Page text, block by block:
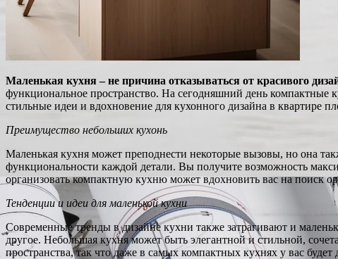
Маленькая кухня – не причина отказываться от красивого
функциональное пространство. На сегодняшний день
стильные идеи и вдохновение для кухонного дизайна в квартире
Преимущество небольших кухонь
Маленькая кухня может преподнести некоторые вызовы, но она
функциональности каждой детали. Вы получите возможность
организовать компактную кухню может вдохновить вас на поиск
Тенденции и идеи для маленькой кухни
Современные тренды в дизайне кухни также затрагивают и
другое. Небольшая кухня может быть элегантной и стильной,
пространства, так что даже в самых компактных кухнях у вас